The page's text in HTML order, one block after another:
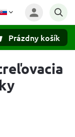
Prázdny košík